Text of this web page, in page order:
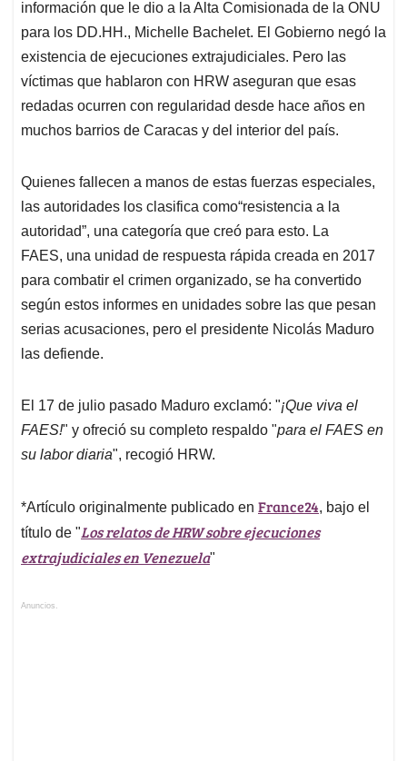
información que le dio a la Alta Comisionada de la ONU
para los DD.HH., Michelle Bachelet. El Gobierno negó la
existencia de ejecuciones extrajudiciales. Pero las
víctimas que hablaron con HRW aseguran que esas
redadas ocurren con regularidad desde hace años en
muchos barrios de Caracas y del interior del país.
Quienes fallecen a manos de estas fuerzas especiales,
las autoridades los clasifica como“resistencia a la
autoridad”, una categoría que creó para esto. La
FAES, una unidad de respuesta rápida creada en 2017
para combatir el crimen organizado, se ha convertido
según estos informes en unidades sobre las que pesan
serias acusaciones, pero el presidente Nicolás Maduro
las defiende.
El 17 de julio pasado Maduro exclamó: "¡Que viva el
FAES!" y ofreció su completo respaldo "para el FAES en
su labor diaria", recogió HRW.
*Artículo originalmente publicado en France24, bajo el
título de "Los relatos de HRW sobre ejecuciones
extrajudiciales en Venezuela"
Anuncios.